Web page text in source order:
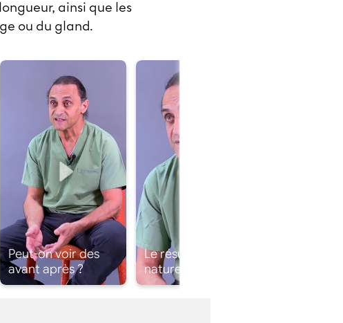
ainsi que les
ou du gland.